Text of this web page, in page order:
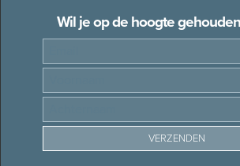
Wil je op de hoogte